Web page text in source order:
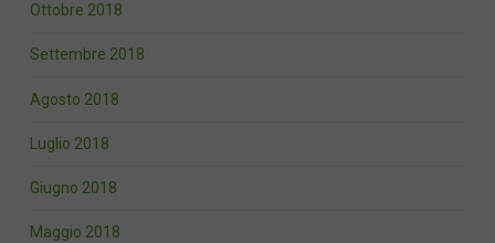
Ottobre 2018
Settembre 2018
Agosto 2018
Luglio 2018
Giugno 2018
Maggio 2018